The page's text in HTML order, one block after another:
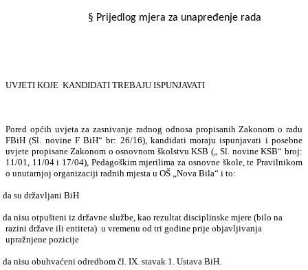
§ Prijedlog mjera za unapređenje rada
UVJETI KOJE KANDIDATI TREBAJU ISPUNJAVATI
Pored općih uvjetaza zasnivanje radnog odnosa propisanih Zakonom o radu
FBiH (Sl. novine F BiH“ br: 26/16), kandidati moraju ispunjavati i posebne
uvjete propisane Zakonom o osnovnom školstvu KSB („ Sl. novine KSB“ broj:
11/01, 11/04 i 17/04), Pedagoškim mjerilima za osnovne škole, te Pravilnikom
o unutarnjoj organizaciji radnih mjesta u OŠ „Nova Bila“ i to:
da su državljani BiH
da nisu otpušteni iz državne službe, kao rezultat disciplinske mjere (bilo na
razini države ili entiteta) u vremenu od tri godine prije objavljivanja
upražnjene pozicije
da nisu obuhvaćeni odredbom čl. IX. stavak 1. Ustava BiH.